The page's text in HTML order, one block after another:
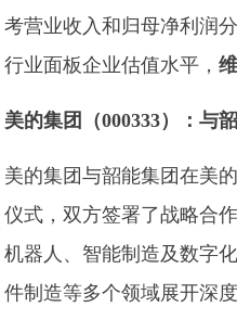
考营业收入和归母净利润
行业面板企业估值水平，
美的集团（000333）：与
美的集团与韶能集团在美
仪式，双方签署了战略合
机器人、智能制造及数字
件制造等多个领域展开深